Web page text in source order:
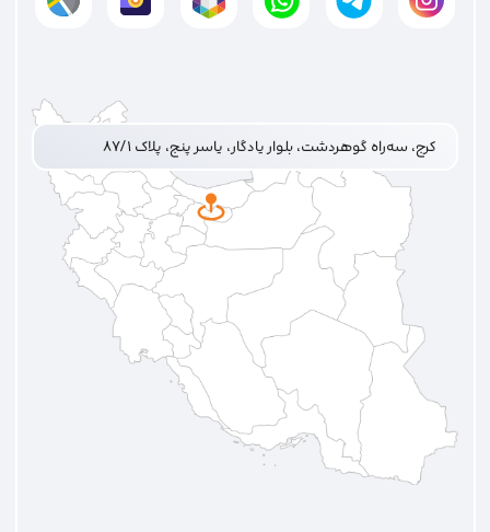
کرج، سه‌راه گوهردشت، بلوار یادگار، یاسر پنج، پلاک ۸۷/۱